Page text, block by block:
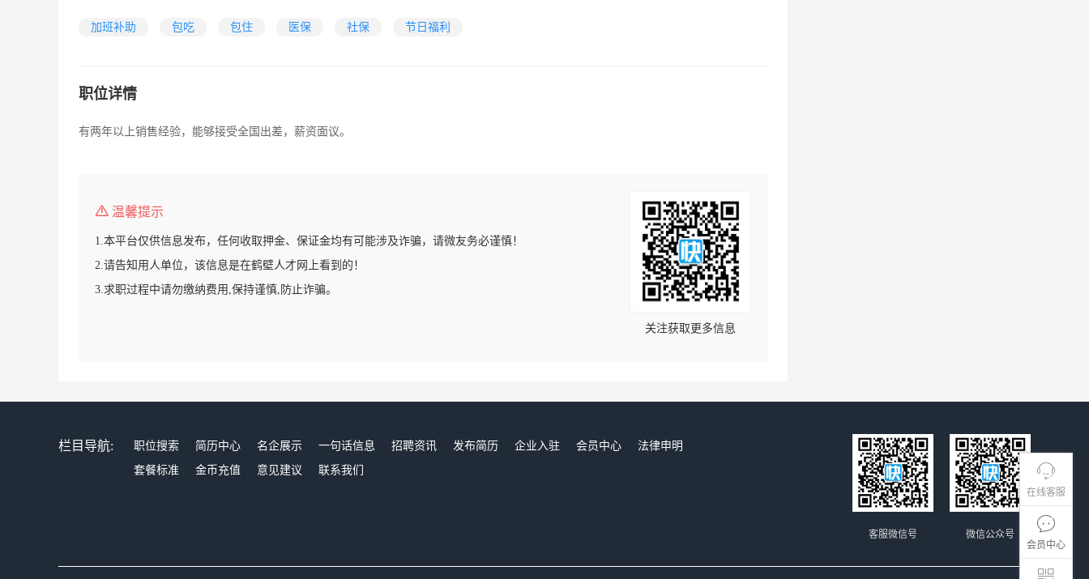
在线客服
会员中心
加班补助 包吃 包住 医保 社保 节日福利
职位详情
有两年以上销售经验，能够接受全国出差，薪资面议。
温馨提示
1.本平台仅供信息发布，任何收取押金、保证金均有可能涉及诈骗，请微友务必谨慎！
2.请告知用人单位，该信息是在鹤壁人才网上看到的！
3.求职过程中请勿缴纳费用,保持谨慎,防止诈骗。
关注获取更多信息
栏目导航: 职位搜索 简历中心 名企展示 一句话信息 招聘资讯 发布简历 企业入驻 会员中心
法律申明
套餐标准
金币充值 意见建议 联系我们
微信公众号
客服微信号